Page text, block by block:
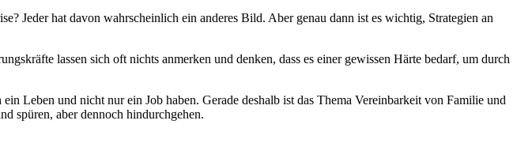
Jeder hat davon wahrscheinlich ein anderes Bild. Aber genau dann ist es wichtig, Strategien an
lassen sich oft nichts anmerken und denken, dass es einer gewissen Härte bedarf, um durch
Leben und nicht nur ein Job haben. Gerade deshalb ist das Thema Vereinbarkeit von Familie und
spüren, aber dennoch hindurchgehen.